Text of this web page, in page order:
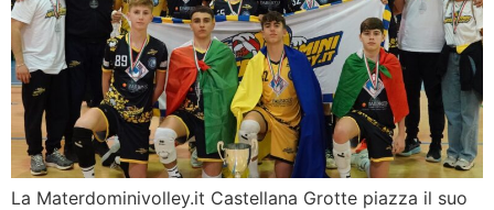
La Materdominivolley.it Castellana Grotte piazza il suo